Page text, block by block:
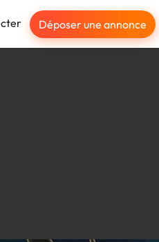
Déposer une annonce